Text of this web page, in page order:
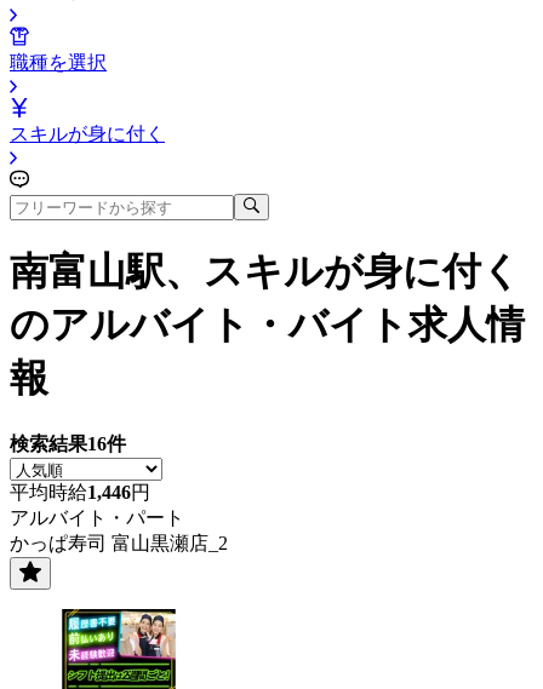
職種を選択
スキルが身に付く
南富山駅、スキルが身に付く
のアルバイト・バイト求人情
報
検索結果16件
平均時給1,446円
アルバイト・パート
かっぱ寿司 富山黒瀬店_2